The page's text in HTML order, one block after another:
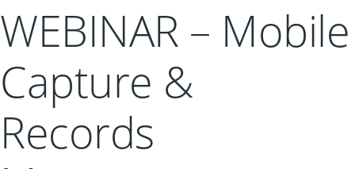
WEBINAR – Mobile
Capture &
Records